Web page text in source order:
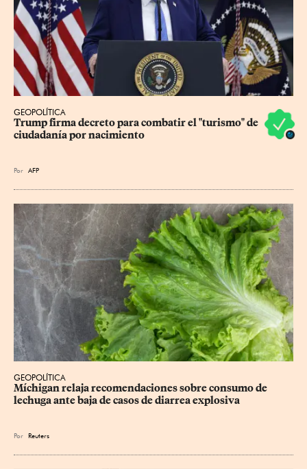
GEOPOLÍTICA
Trump firma decreto para combatir el "turismo" de
ciudadanía por nacimiento
Por AFP
GEOPOLÍTICA
Míchigan relaja recomendaciones sobre consumo de
lechuga ante baja de casos de diarrea explosiva
Por Reuters